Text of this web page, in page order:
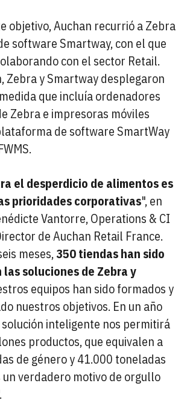
objetivo, Auchan recurrió a Zebra
software Smartway, con el que
con el sector Retail.
Zebra y Smartway desplegaron
que incluía ordenadores
Zebra e impresoras móviles
de software SmartWay
el desperdicio de alimentos es
prioridades corporativas", en
Vantorre, Operations & CI
de Auchan Retail France.
meses,350 tiendas han sido
soluciones de Zebra y
equipos han sido formados y
nuestros objetivos. En un año
inteligente nos permitirá
productos, que equivalen a
de género y 41.000 toneladas
un verdadero motivo de orgullo